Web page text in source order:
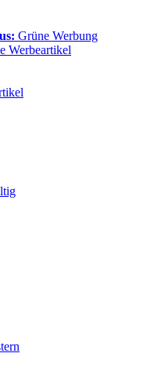
Grüne Werbung
Werbeartikel